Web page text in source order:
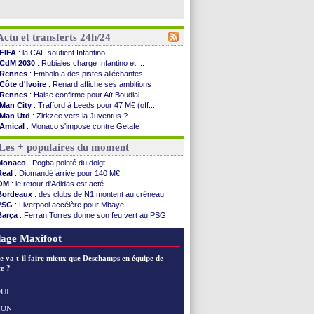
et transferts 24h/24
FIFA : la CAF soutient Infantino
CdM 2030 : Rubiales charge Infantino et ...
Rennes : Embolo a des pistes alléchantes
Côte d'Ivoire : Renard affiche ses ambitions
Rennes : Haise confirme pour Aït Boudlal
Man City : Trafford à Leeds pour 47 M€ (off...
Man Utd : Zirkzee vers la Juventus ?
Amical : Monaco s'impose contre Getafe
Nantes: Der Zakarian et sa relation avec Kita
OM: le club prêt à libérer Kondogbia ?
Monaco: le message touchant d'Akliouche
FIFA: Tebas en remet une couche
FIFA : l'UEFA maintient la pression
PSG: Tebas encense Luis Enrique
Real: Vinicius jusqu'en 2032 (officiel)
Lyon: Mangala va rejoindre Getafe
OM: une offre refusée pour Aguerd
Troyes: Junior Diaz jusqu'en 2030 (officiel)
OM : une offre pour Bulka
PSG
Arsenal
+ populaires du moment
: Pogba pointé du doigt
: Diomandé arrive pour 140 M€ !
: le retour d'Adidas est acté
: des clubs de N1 montent au créneau
: Liverpool accélère pour Mbaye
: Ferran Torres donne son feu vert au PSG
City: Rodri préfère le Barça au Real !
Maxifoot
va t-il faire mieux que Deschamps en équipe de
?